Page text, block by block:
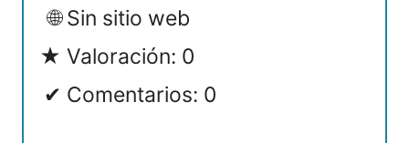
Sin sitio web
Valoración: 0
Comentarios: 0